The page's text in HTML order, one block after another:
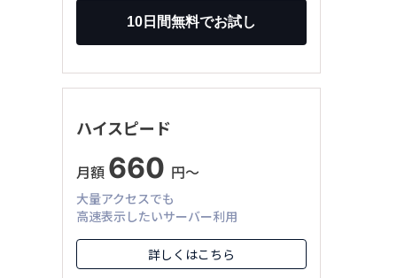
ハイスピード
月額 660 円〜
大量アクセスでも
高速表示したいサーバー利用
詳しくはこちら